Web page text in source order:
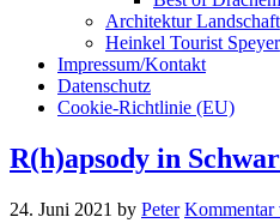
Architektur Landschaft
Heinkel Tourist Speyer
Impressum/Kontakt
Datenschutz
Cookie-Richtlinie (EU)
R(h)apsody in
24. Juni 2021 by Peter Kommentar